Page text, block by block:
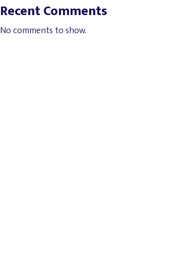
Recent Comments
No comments to show.